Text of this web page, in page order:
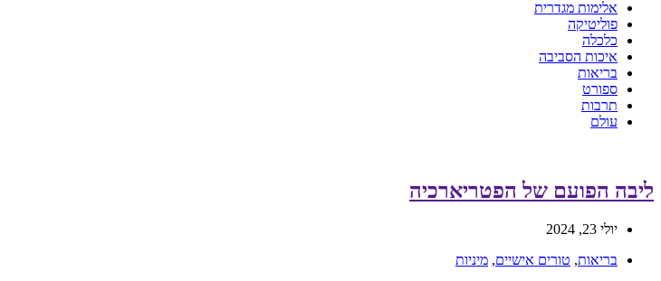
אלימות מגדרית
פוליטיקה
כלכלה
איכות הסביבה
בריאות
ספורט
תרבות
עולם
ליבה הפועם של הפטריארכיה
יולי 23, 2024
בריאות, טורים אישיים, מיניות